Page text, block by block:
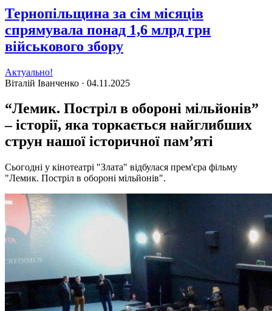
Тернопільщина за сім місяців
спрямувала понад 1,6 млрд грн
військового збору
Актуально!
Віталій Іванченко · 04.11.2025
“Лемик. Постріл в обороні мільйонів”
– історії, яка торкається найглибших
струн нашої історичної пам’яті
Сьогодні у кінотеатрі "Злата" відбулася прем'єра фільму
"Лемик. Постріл в обороні мільйонів".